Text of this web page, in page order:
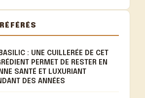
: UNE CUILLERÉE DE CET
PERMET DE RESTER EN
SANTÉ ET LUXURIANT
DES ANNÉES